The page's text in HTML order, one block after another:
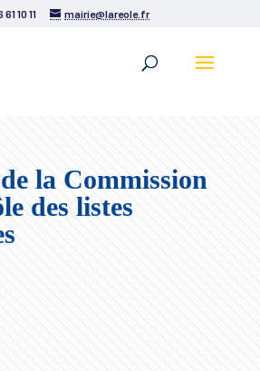
10 11 mairie@lareole.fr
la Commission
des listes